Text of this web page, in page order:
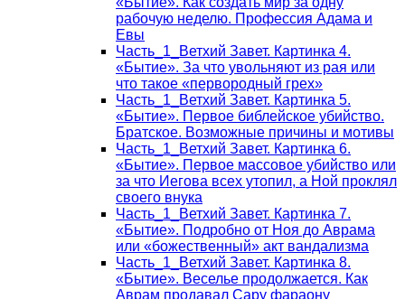
рабочую неделю. Профессия Адама и
Евы
Часть_1_Ветхий Завет. Картинка 4.
«Бытие». За что увольняют из рая или
что такое «первородный грех»
Часть_1_Ветхий Завет. Картинка 5.
«Бытие». Первое библейское убийство.
Братское. Возможные причины и мотивы
Часть_1_Ветхий Завет. Картинка 6.
«Бытие». Первое массовое убийство или
за что Иегова всех утопил, а Ной проклял
своего внука
Часть_1_Ветхий Завет. Картинка 7.
«Бытие». Подробно от Ноя до Аврама
или «божественный» акт вандализма
Часть_1_Ветхий Завет. Картинка 8.
«Бытие». Веселье продолжается. Как
Аврам продавал Сару фараону